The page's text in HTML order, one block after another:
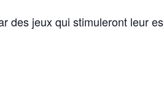
des jeux qui stimuleront leur